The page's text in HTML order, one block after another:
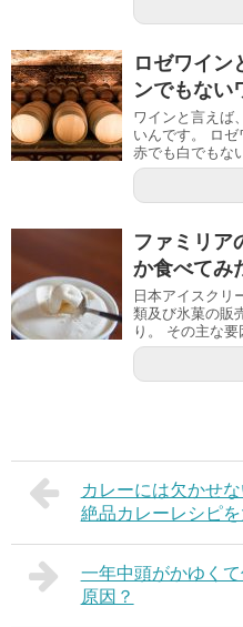
ロゼワイン
ンでもない
ワインと言えば
いんです。 ロゼ
赤でも白でもな
ファミリア
か食べてみ
日本アイスクリ
類及び氷菓の販
り。 その主な要
カレーには欠かせ
絶品カレーレシピ
一年中頭がかゆく
原因？